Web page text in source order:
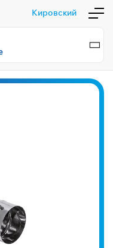
Кировский